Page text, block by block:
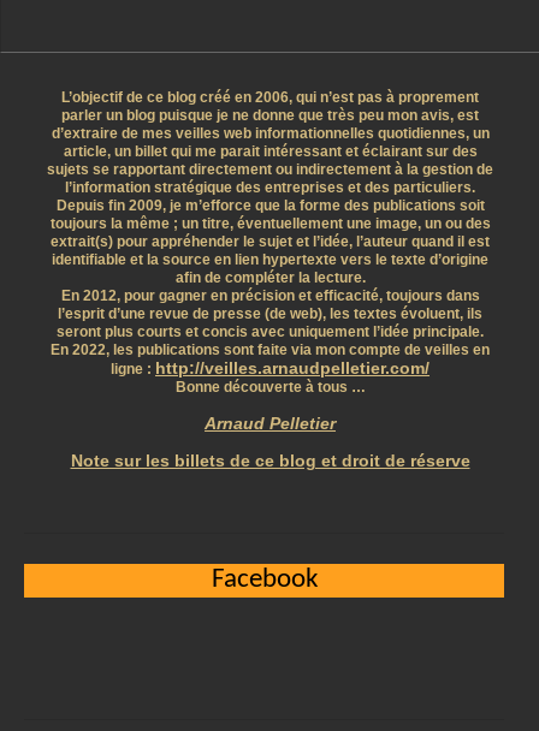
L’objectif de ce blog créé en 2006, qui n’est pas à proprement
parler un blog puisque je ne donne que très peu mon avis, est
d’extraire de mes veilles web informationnelles quotidiennes, un
article, un billet qui me parait intéressant et éclairant sur des
sujets se rapportant directement ou indirectement à la gestion de
l’information stratégique des entreprises et des particuliers.
Depuis fin 2009, je m’efforce que la forme des publications soit
toujours la même ; un titre, éventuellement une image, un ou des
extrait(s) pour appréhender le sujet et l’idée, l’auteur quand il est
identifiable et la source en lien hypertexte vers le texte d’origine
afin de compléter la lecture.
En 2012, pour gagner en précision et efficacité, toujours dans
l’esprit d’une revue de presse (de web), les textes évoluent, ils
seront plus courts et concis avec uniquement l’idée principale.
En 2022, les publications sont faite via mon compte de veilles en
ligne : http://veilles.arnaudpelletier.com/
Bonne découverte à tous …
Arnaud Pelletier
Note sur les billets de ce blog et droit de réserve
Facebook